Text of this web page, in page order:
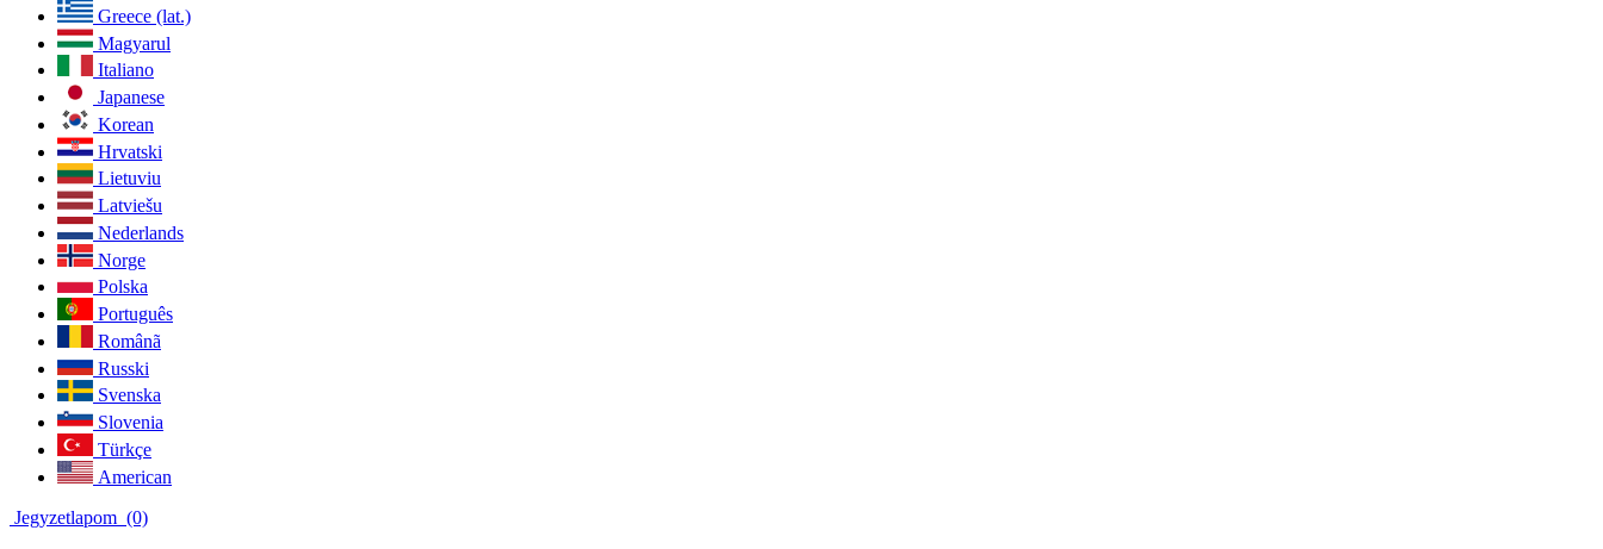
Greece (lat.)
Magyarul
Italiano
Japanese
Korean
Hrvatski
Lietuviu
Latviešu
Nederlands
Norge
Polska
Português
Românã
Russki
Svenska
Slovenia
Türkçe
American
Jegyzetlapom (0)